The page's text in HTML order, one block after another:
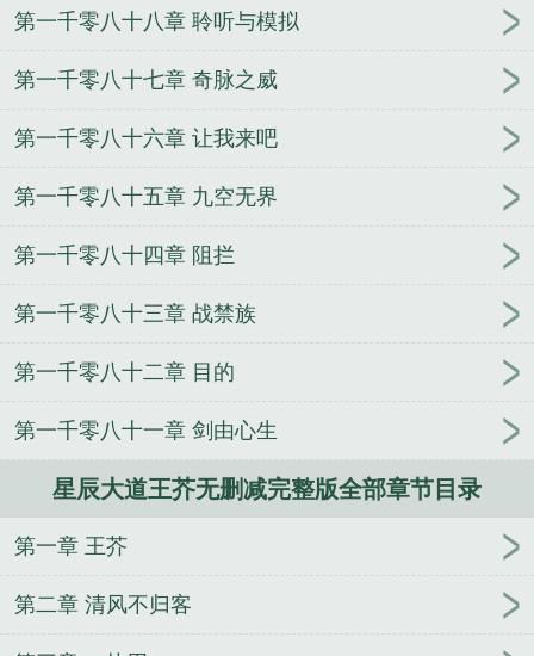
道王芥几个师傅
星辰大道1246集免费观看最新章节
之道 星辰道长 星辰道txt
星辰大道百度百科王芥
大道中王芥 星辰大道内容
星辰大道针对王芥的人
1127王芥得影响力
星辰大道王芥辰力
第一千零八十八章 聆听与模拟
第一千零八十七章 奇脉之威
第一千零八十六章 让我来吧
第一千零八十五章 九空无界
第一千零八十四章 阻拦
第一千零八十三章 战禁族
第一千零八十二章 目的
第一千零八十一章 剑由心生
星辰大道王芥无删减完整版全部章节目录
第一章 王芥
第二章 清风不归客